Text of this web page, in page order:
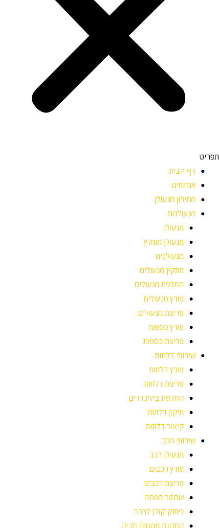
תפריט
דף הבית
אודותינו
מחירון מנעולן
מנעולנות
מנעולן
מנעולן מומלץ
מנעולנים
מתקין מנעולים
החלפת מנעולים
פורץ מנעולים
פריצת מנעולים
פורץ כספות
פריצת כספות
שירותי דלתות
פורץ דלתות
פריצת דלתות
החלפת צילינדרים
תיקון דלתות
קיצור דלתות
שירותי רכב
מנעולן רכב
פורץ רכבים
פריצת רכבים
שחזור מפתח
ניתוק קודן לרכב
התקנת מחסום חניה